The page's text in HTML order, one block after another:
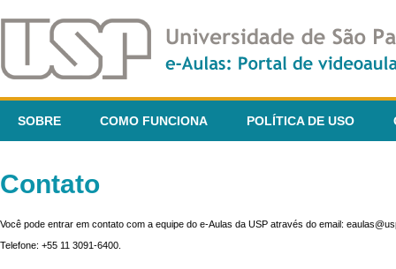
SOBRE COMO FUNCIONA POLÍTICA DE USO
Contato
Você pode entrar em contato com a equipe do e-Aulas da USP através do email:
Telefone: +55 11 3091-6400.